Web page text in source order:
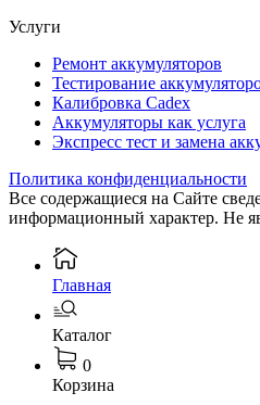
Услуги
Ремонт аккумуляторов
Тестирование
Калибровка Cadex
Аккумуляторы как услуга
Экспресс тест и замена
Политика конфиденциальности
Все содержащиеся на Сайте
информационный характер. Не
Главная
Каталог
0
Корзина